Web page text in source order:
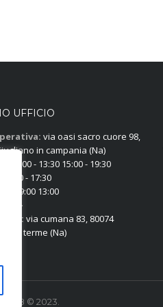
UFFICIO
via oasi sacro cuore 98,
in campania (Na)
9:00 - 13:30 15:00 - 19:30
9:00 - 17:30
9:00 13:00
via cumana 83, 80074
terme (Na)
© 2023.